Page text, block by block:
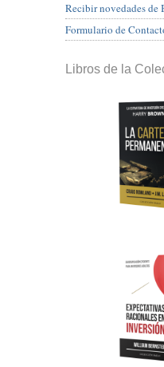
Recibir novedades de
Formulario de
Libros de la